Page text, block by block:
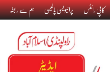
کاپی رائٹس پرائیویسی پالیسی ہم سے رابطہ